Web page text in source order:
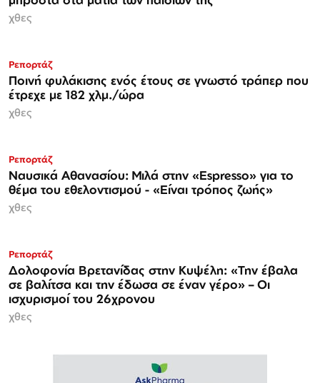
χθες
Ρεπορτάζ
Ποινή φυλάκισης ενός έτους σε γνωστό τράπερ που
έτρεχε με 182 χλμ./ώρα
χθες
Ρεπορτάζ
Ναυσικά Αθανασίου: Μιλά στην «Espresso» για το
θέμα του εθελοντισμού - «Είναι τρόπος ζωής»
χθες
Ρεπορτάζ
Δολοφονία Βρετανίδας στην Κυψέλη: «Την έβαλα
σε βαλίτσα και την έδωσα σε έναν γέρο» – Οι
ισχυρισμοί του 26χρονου
χθες